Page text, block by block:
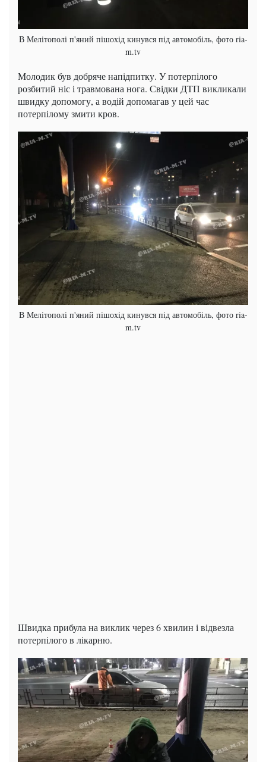
В Мелітополі п'яний пішохід кинувся під автомобіль, фото ria-
m.tv
Молодик був добряче напідпитку. У потерпілого
розбитий ніс і травмована нога. Свідки ДТП викликали
швидку допомогу, а водій допомагав у цей час
потерпілому змити кров.
В Мелітополі п'яний пішохід кинувся під автомобіль, фото ria-
m.tv
Швидка прибула на виклик через 6 хвилин і відвезла
потерпілого в лікарню.